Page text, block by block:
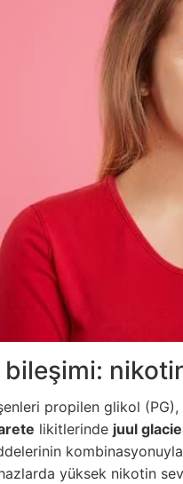
propilen glikol
likitlerinde juul
yüksek nikotin